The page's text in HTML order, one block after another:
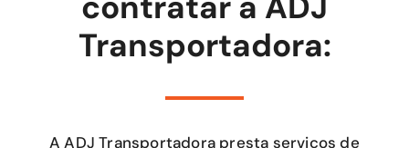
Transportadora:
A ADJ Transportadora presta serviços de